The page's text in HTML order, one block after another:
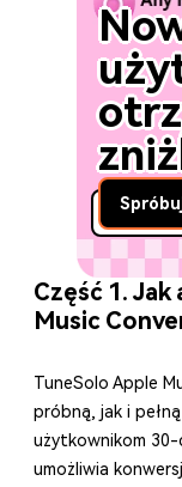
Część 1.
Music
TuneSolo Apple
próbną, jak i
użytkownikom
umożliwia